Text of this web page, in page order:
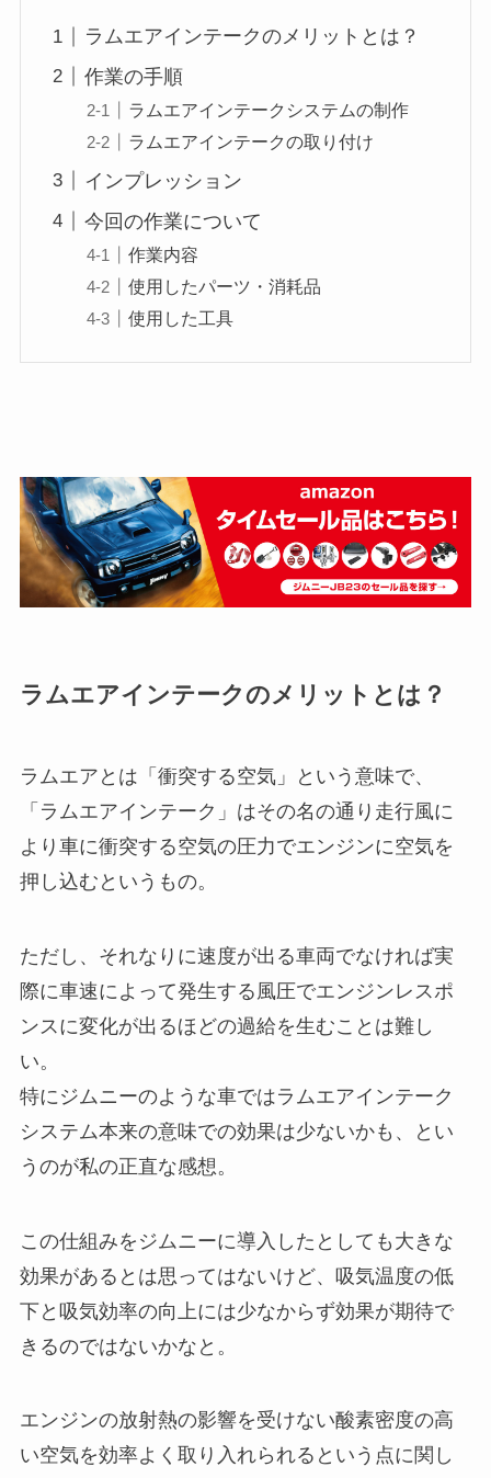
ラムエアインテークのメリットとは？
作業の手順
ラムエアインテークシステムの制作
ラムエアインテークの取り付け
インプレッション
今回の作業について
作業内容
使用したパーツ・消耗品
使用した工具
ラムエアインテークのメリットとは？
ラムエアとは「衝突する空気」という意味で、
「ラムエアインテーク」はその名の通り走行風に
より車に衝突する空気の圧力でエンジンに空気を
押し込むというもの。
ただし、それなりに速度が出る車両でなければ実
際に車速によって発生する風圧でエンジンレスポ
ンスに変化が出るほどの過給を生むことは難し
い。
特にジムニーのような車ではラムエアインテーク
システム本来の意味での効果は少ないかも、とい
うのが私の正直な感想。
この仕組みをジムニーに導入したとしても大きな
効果があるとは思ってはないけど、吸気温度の低
下と吸気効率の向上には少なからず効果が期待で
きるのではないかなと。
エンジンの放射熱の影響を受けない酸素密度の高
い空気を効率よく取り入れられるという点に関し